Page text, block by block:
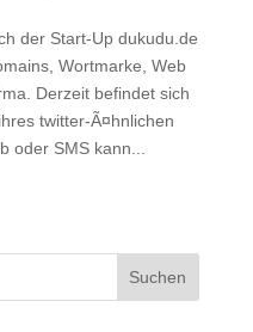
der Start-Up dukudu.de
Wortmarke, Web
Derzeit befindet sich
twitter-Ã¤hnlichen
oder SMS kann...